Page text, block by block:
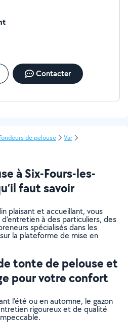
Contacter
de pelouse
Var
à Six-Fours-les-
faut savoir
plaisant et accueillant, vous
à des particuliers, des
spécialisés dans les
la plateforme de mise en
tonte de pelouse et
pour votre confort
l’été ou en automne, le gazon
rigoureux et de qualité